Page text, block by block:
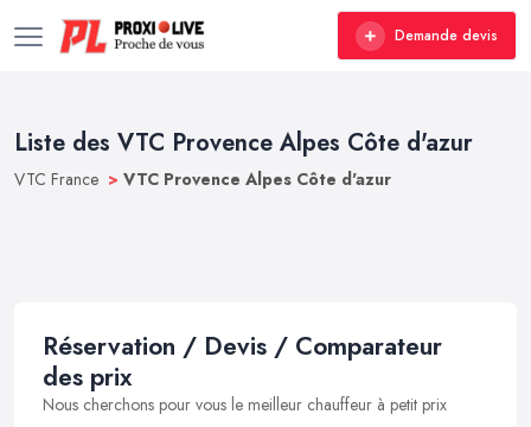
Demande devis
Liste des VTC Provence Alpes Côte d'azur
VTC France > VTC Provence Alpes Côte d'azur
Réservation / Devis / Comparateur
des prix
Nous cherchons pour vous le meilleur chauffeur à petit prix